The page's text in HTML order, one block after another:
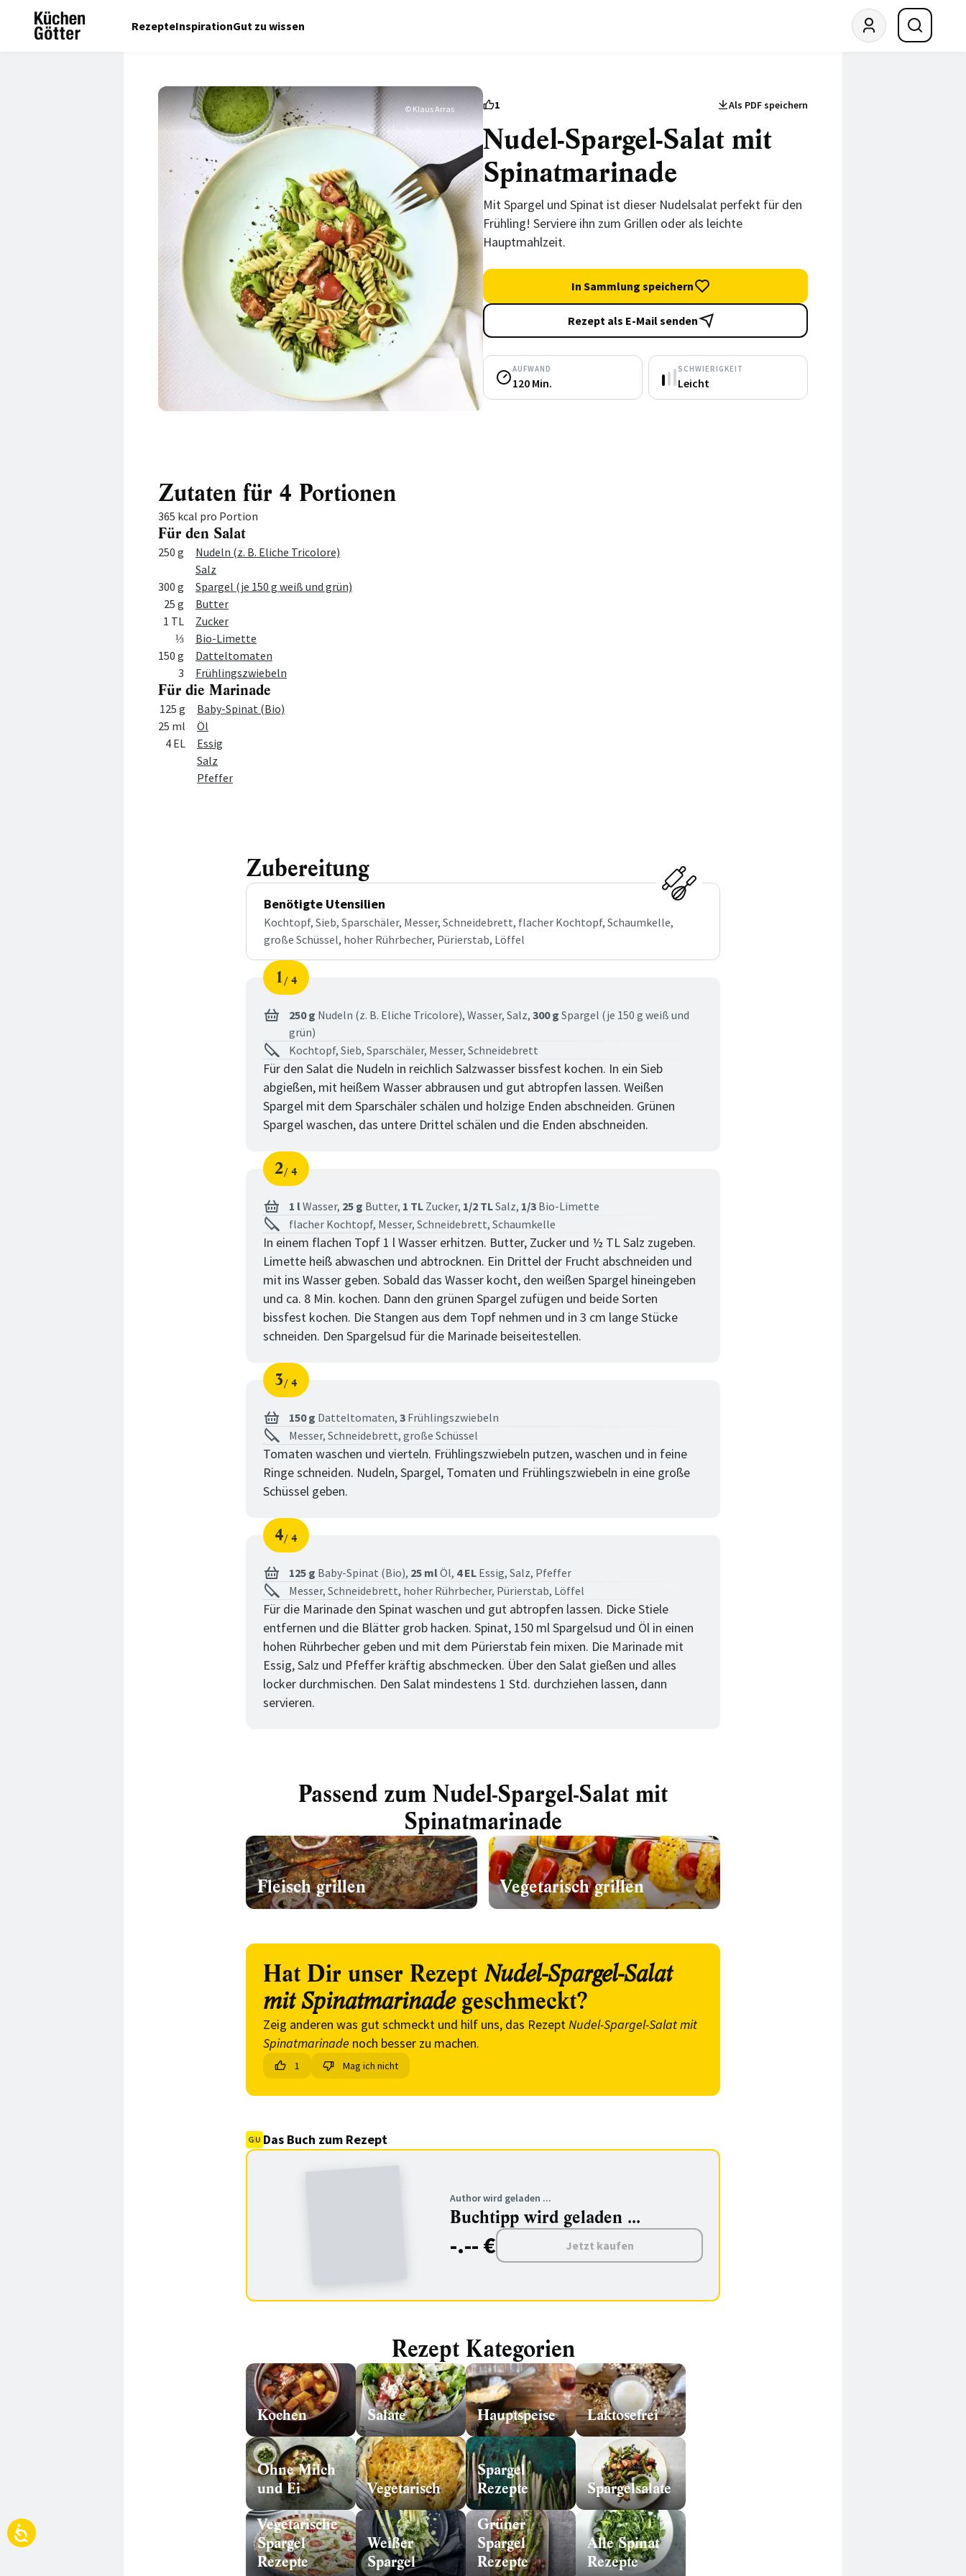
RezepteInspirationGut zu wissen
© Klaus Arras 1 Als PDF speichern
Nudel-Spargel-Salat mit
Spinatmarinade
Mit Spargel und Spinat ist dieser Nudelsalat perfekt für den
Frühling! Serviere ihn zum Grillen oder als leichte
Hauptmahlzeit.
In Sammlung speichern
Rezept als E-Mail senden
AUFWAND
120 Min.
SCHWIERIGKEIT
Leicht
Zutaten für 4 Portionen
365 kcal pro Portion
Für den Salat
Menge Zutat
250 g
Nudeln (z. B. Eliche Tricolore)
Salz
300 g
Spargel (je 150 g weiß und grün)
25 g
Butter
1 TL
Zucker
⅓
Bio-Limette
150 g
Datteltomaten
3
Frühlingszwiebeln
Für die Marinade
Menge Zutat
125 g
Baby-Spinat (Bio)
25 ml
Öl
4 EL
Essig
Salz
Pfeffer
Zubereitung
Benötigte Utensilien
Kochtopf, Sieb, Sparschäler, Messer, Schneidebrett, flacher Kochtopf, Schaumkelle,
große Schüssel, hoher Rührbecher, Pürierstab, Löffel
Schritt
1
von
4
250 g Nudeln (z. B. Eliche Tricolore), Wasser, Salz, 300 g Spargel (je 150 g weiß und
grün)
Kochtopf, Sieb, Sparschäler, Messer, Schneidebrett
Für den Salat die Nudeln in reichlich Salzwasser bissfest kochen. In ein Sieb
abgießen, mit heißem Wasser abbrausen und gut abtropfen lassen. Weißen
Spargel mit dem Sparschäler schälen und holzige Enden abschneiden. Grünen
Spargel waschen, das untere Drittel schälen und die Enden abschneiden.
Schritt
2
von
4
1 lWasser, 25 g Butter, 1 TL Zucker, 1/2 TLSalz, 1/3 Bio-Limette
flacher Kochtopf, Messer, Schneidebrett, Schaumkelle
In einem flachen Topf 1 l Wasser erhitzen. Butter, Zucker und ½ TL Salz zugeben.
Limette heiß abwaschen und abtrocknen. Ein Drittel der Frucht abschneiden und
mit ins Wasser geben. Sobald das Wasser kocht, den weißen Spargel hineingeben
und ca. 8 Min. kochen. Dann den grünen Spargel zufügen und beide Sorten
bissfest kochen. Die Stangen aus dem Topf nehmen und in 3 cm lange Stücke
schneiden. Den Spargelsud für die Marinade beiseitestellen.
Schritt
3
von
4
150 g Datteltomaten, 3 Frühlingszwiebeln
Messer, Schneidebrett, große Schüssel
Tomaten waschen und vierteln. Frühlingszwiebeln putzen, waschen und in feine
Ringe schneiden. Nudeln, Spargel, Tomaten und Frühlingszwiebeln in eine große
Schüssel geben.
Schritt
4
von
4
125 g Baby-Spinat (Bio), 25 mlÖl, 4 EL Essig, Salz, Pfeffer
Messer, Schneidebrett, hoher Rührbecher, Pürierstab, Löffel
Für die Marinade den Spinat waschen und gut abtropfen lassen. Dicke Stiele
entfernen und die Blätter grob hacken. Spinat, 150 ml Spargelsud und Öl in einen
hohen Rührbecher geben und mit dem Pürierstab fein mixen. Die Marinade mit
Essig, Salz und Pfeffer kräftig abschmecken. Über den Salat gießen und alles
locker durchmischen. Den Salat mindestens 1 Std. durchziehen lassen, dann
servieren.
Passend zum Nudel-Spargel-Salat mit
Spinatmarinade
Fleisch grillen Vegetarisch grillen
Hat Dir unser Rezept Nudel-Spargel-Salat
mit Spinatmarinadegeschmeckt?
Zeig anderen was gut schmeckt und hilf uns, das RezeptNudel-Spargel-Salat mit
Spinatmarinade noch besser zu machen.
1 Mag ich nicht
Das Buch zum Rezept
Author wird geladen ...
Buchtipp wird geladen ...
-.-- € Jetzt kaufen
Rezept Kategorien
Kochen Salate Hauptspeise Laktosefrei
Ohne Milch
und Ei
Vegetarisch
Spargel
Rezepte
Spargelsalate
Vegetarische
Spargel
Rezepte
Weißer
Spargel
Grüner
Spargel
Rezepte
Alle Spinat
Rezepte